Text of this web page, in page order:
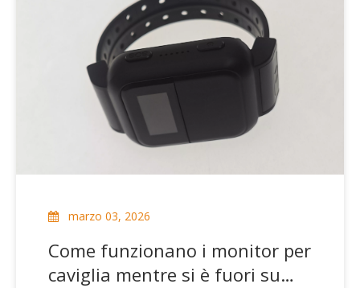
l'implementazione di dispositivi di monitoraggio
elettronico b
marzo 03, 2026
Come funzionano i monitor per
caviglia mentre si è fuori su